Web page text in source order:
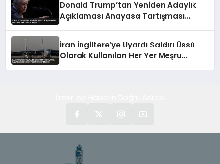
Donald Trump’tan Yeniden Adaylık
Açıklaması Anayasa Tartışması
İran İngiltere’ye Uyardı Saldırı Üssü
Olarak Kullanılan Her Yer Meşru